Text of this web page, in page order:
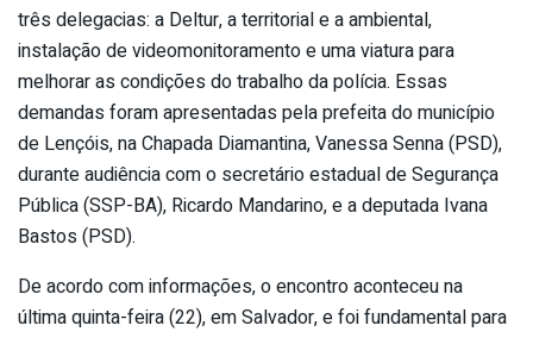
três delegacias: a Deltur, a territorial e a ambiental,
instalação de videomonitoramento e uma viatura para
melhorar as condições do trabalho da polícia. Essas
demandas foram apresentadas pela prefeita do município
de Lençóis, na Chapada Diamantina, Vanessa Senna (PSD),
durante audiência com o secretário estadual de Segurança
Pública (SSP-BA), Ricardo Mandarino, e a deputada Ivana
Bastos (PSD).
De acordo com informações, o encontro aconteceu na
última quinta-feira (22), em Salvador, e foi fundamental para